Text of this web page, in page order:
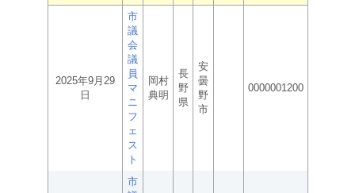
2025年9月29
日
市
議
会
議
員
マ
ニ
フ
ェ
ス
ト
岡村
典明
長
野
県
安
曇
野
市
0000001200
市